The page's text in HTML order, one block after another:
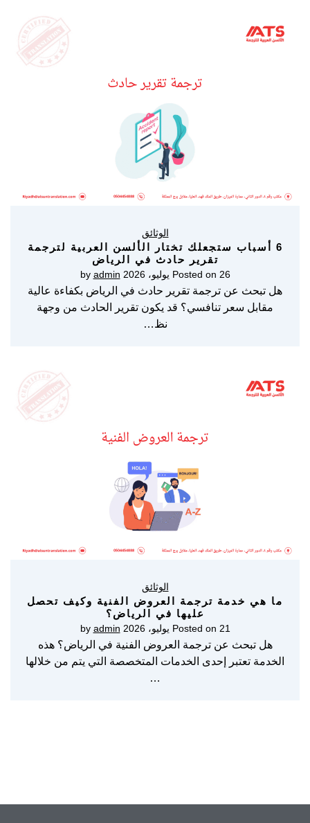
الوثائق
6 أسباب ستجعلك تختار الألسن العربية لترجمة
تقرير حادث في الرياض
Posted on 26 يوليو، 2026 admin
هل تبحث عن ترجمة تقرير حادث في الرياض بكفاءة عالية
مقابل سعر تنافسي؟ قد يكون تقرير الحادث من وجهة
نظ…
الوثائق
ما هي خدمة ترجمة العروض الفنية وكيف تحصل
عليها في الرياض؟
Posted on 21 يوليو، 2026 admin
هل تبحث عن ترجمة العروض الفنية في الرياض؟ هذه
الخدمة تعتبر إحدى الخدمات المتخصصة التي يتم من خلالها
…